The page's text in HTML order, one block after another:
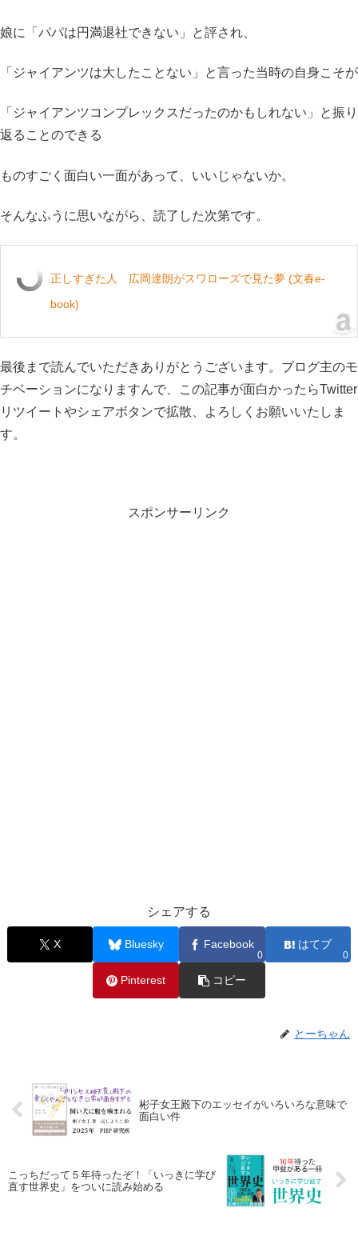
娘に「パパは円満退社できない」と評され、
「ジャイアンツは大したことない」と言った当時の自身こそが
「ジャイアンツコンプレックスだったのかもしれない」と振り
返ることのできる
ものすごく面白い一面があって、いいじゃないか。
そんなふうに思いながら、読了した次第です。
正しすぎた人 広岡達朗がスワローズで見た夢 (文春e-
book)
最後まで読んでいただきありがとうございます。ブログ主のモ
チベーションになりますんで、この記事が面白かったらTwitter
リツイートやシェアボタンで拡散、よろしくお願いいたしま
す。
スポンサーリンク
シェアする
X Bluesky Facebook
0
はてブ
0
Pinterest コピー
とーちゃん
彬子女王殿下のエッセイがいろいろな意味で
面白い件
こっちだって５年待ったぞ！「いっきに学び
直す世界史」をついに読み始める